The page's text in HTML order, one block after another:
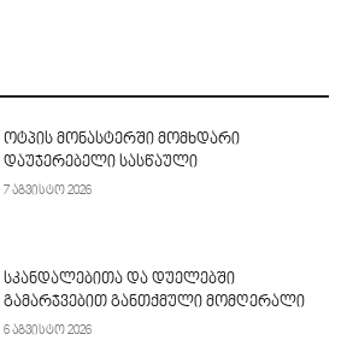
ოტპის მონასტერში მომხდარი
დაუჯერებელი სასწაული
7 აგვისტო 2026
სკანდალებითა და დუელებში
გამარჯვებით განთქმული მომღერალი
6 აგვისტო 2026